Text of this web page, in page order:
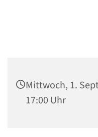
Mittwoch, 1.
17:00 Uhr